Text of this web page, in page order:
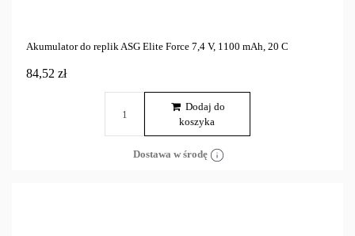
Akumulator do replik ASG Elite Force 7,4 V, 1100 mAh, 20 C
84,52 zł
Dodaj do
koszyka
Dostawa w środę